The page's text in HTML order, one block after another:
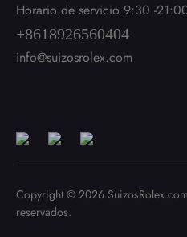
Horario de servicio 9:30 -
+8618926560404
info@suizosrolex.com
Copyright © 2026 SuizosRolex.com
reservados.